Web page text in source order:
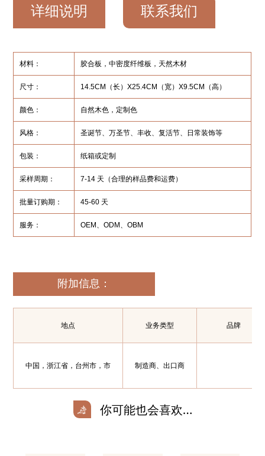
详细说明 联系我们
材料： 胶合板，中密度纤维板，天然木材
尺寸： 14.5CM（长）X25.4CM（宽）X9.5CM（高）
颜色： 自然木色，定制色
风格： 圣诞节、万圣节、丰收、复活节、日常装饰等
包装： 纸箱或定制
采样周期： 7-14 天（合理的样品费和运费）
批量订购期： 45-60 天
服务： OEM、ODM、OBM
附加信息：
地点 业务类型 品牌
中国，浙江省，台州市，市 制造商、出口商
你可能也会喜欢…